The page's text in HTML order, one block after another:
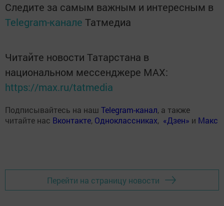
Следите за самым важным и интересным в
Telegram-канале Татмедиа
Читайте новости Татарстана в
национальном мессенджере MАХ:
https://max.ru/tatmedia
Подписывайтесь на наш Telegram-канал, а также
читайте нас Вконтакте, Одноклассниках, «Дзен» и Макс
Перейти на страницу новости